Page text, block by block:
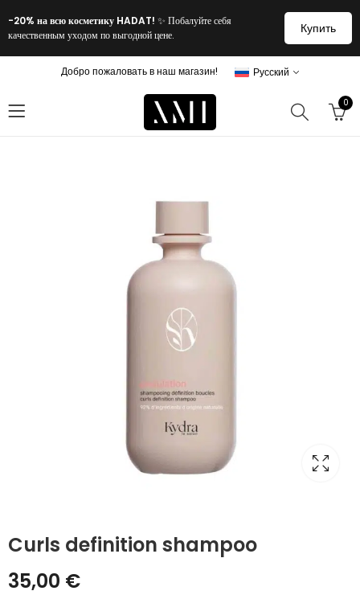
-20% на всю косметику HADAT! ✨ Побалуйте себя
качественным уходом по выгодной цене.
Купить
Добро пожаловать в наш магазин! Русский
0
Curls definition shampoo
35,00 €